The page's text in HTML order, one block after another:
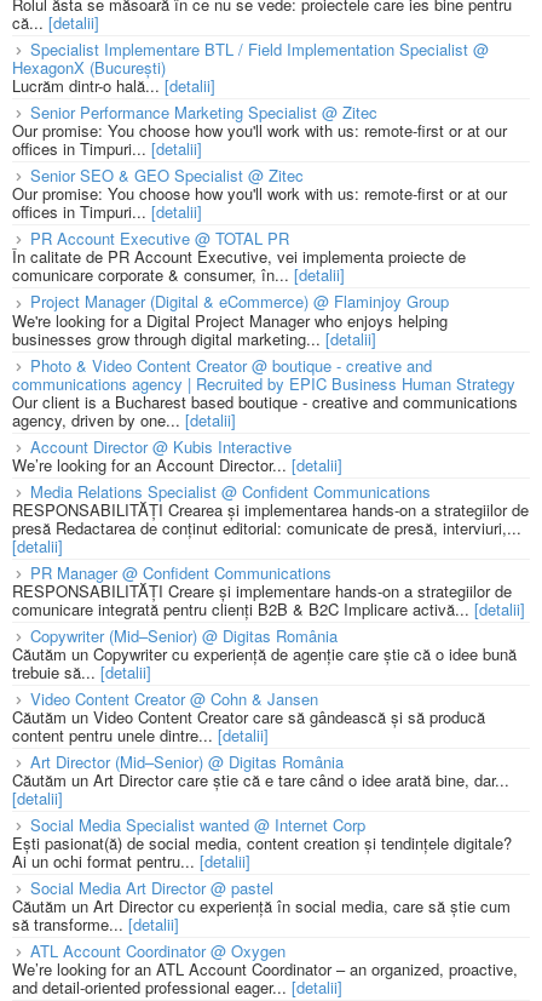
că... [detalii]
Specialist Implementare BTL / Field Implementation Specialist @
HexagonX (București)
Lucrăm dintr-o hală...[detalii]
Senior Performance Marketing Specialist @ Zitec
Our promise: You choose how you'll work with us: remote-first or at our
offices in Timpuri... [detalii]
Senior SEO & GEO Specialist @ Zitec
Our promise: You choose how you'll work with us: remote-first or at our
offices in Timpuri... [detalii]
PR Account Executive @ TOTAL PR
În calitate de PR Account Executive, vei implementa proiecte de
comunicare corporate & consumer, în... [detalii]
Project Manager (Digital & eCommerce) @ Flaminjoy Group
We're looking for a Digital Project Manager who enjoys helping
businesses grow through digital marketing... [detalii]
Photo & Video Content Creator @ boutique - creative and
communications agency | Recruited by EPIC Business Human Strategy
Our client is a Bucharest based boutique - creative and communications
agency, driven by one... [detalii]
Account Director @ Kubis Interactive
We’re looking for an Account Director... [detalii]
Media Relations Specialist @ Confident Communications
RESPONSABILITĂȚI Crearea și implementarea hands-on a strategiilor de
presă Redactarea de conținut editorial: comunicate de presă, interviuri,...
[detalii]
PR Manager @ Confident Communications
RESPONSABILITĂȚI Creare și implementare hands-on a strategiilor de
comunicare integrată pentru clienți B2B & B2C Implicare activă... [detalii]
Copywriter (Mid–Senior) @ Digitas România
Căutăm un Copywriter cu experiență de agenție care știe că o idee bună
trebuie să... [detalii]
Video Content Creator @ Cohn & Jansen
Căutăm un Video Content Creator care să gândească și să producă
content pentru unele dintre... [detalii]
Art Director (Mid–Senior) @ Digitas România
Căutăm un Art Director care știe că e tare când o idee arată bine, dar...
[detalii]
Social Media Specialist wanted @ Internet Corp
Ești pasionat(ă) de social media, content creation și tendințele digitale?
Ai un ochi format pentru... [detalii]
Social Media Art Director @ pastel
Căutăm un Art Director cu experiență în social media, care să știe cum
să transforme... [detalii]
ATL Account Coordinator @ Oxygen
We’re looking for an ATL Account Coordinator – an organized, proactive,
and detail-oriented professional eager... [detalii]